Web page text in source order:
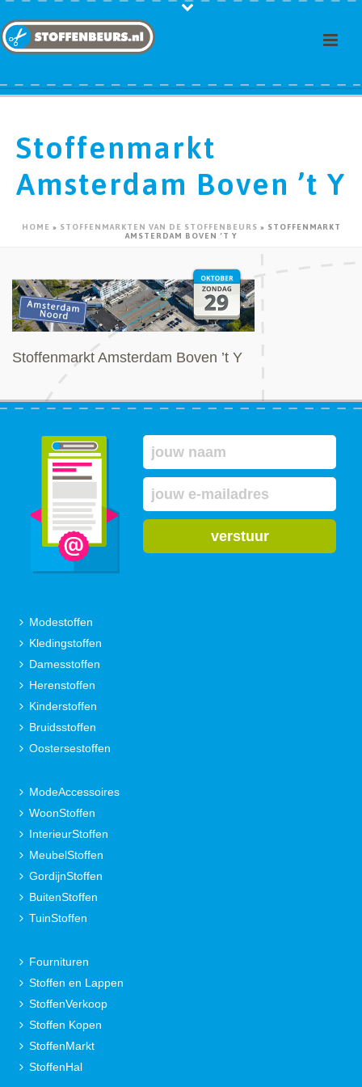
Stoffenmarkt
Amsterdam Boven ’t Y
HOME » STOFFENMARKTEN VAN DE STOFFENBEURS » STOFFENMARKT
AMSTERDAM BOVEN ’T Y
Stoffenmarkt Amsterdam Boven ’t Y
verstuur
Modestoffen
Kledingstoffen
Damesstoffen
Herenstoffen
Kinderstoffen
Bruidsstoffen
Oostersestoffen
ModeAccessoires
WoonStoffen
InterieurStoffen
MeubelStoffen
GordijnStoffen
BuitenStoffen
TuinStoffen
Fournituren
Stoffen en Lappen
StoffenVerkoop
Stoffen Kopen
StoffenMarkt
StoffenHal